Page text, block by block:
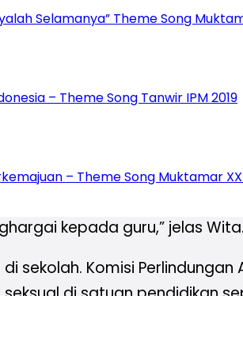
Selamanya” Theme Song
– Theme Song Tanwir IPM 2019
– Theme Song Muktamar
dalam kesempatan
menginformasikan kepada
panitia yang
Cisaat berharap
sama lain. Lebih lanjut, ia
kepada guru,” jelas
sekolah. Komisi Perlindungan
di satuan pendidikan